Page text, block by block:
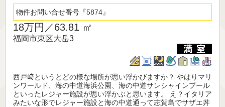
物件お問い合せ番号 5874
18万円／63.81 ㎡
福岡市東区大岳3
西戸﨑というとどの様な場所が思い浮かびますか？ やはりマリ
ンワールド、海の中道海浜公園、海の中道サンシャインプール
といったレジャー施設が思い浮かぶと思います。 え？イタリア
みたいな形でレジャー施設と海の中道通って志賀島でサザエ丼